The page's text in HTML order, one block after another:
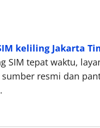
keliling Jakarta
SIM tepat waktu,
resmi dan